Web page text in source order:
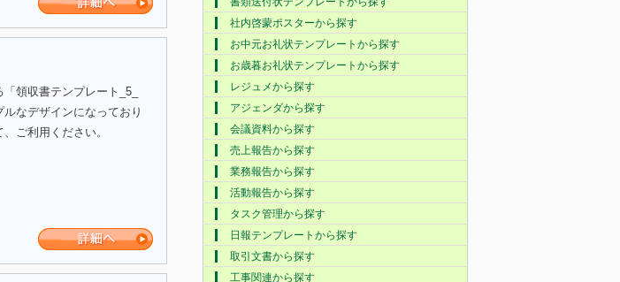
領収書テンプレート_5_
なデザインになっており
ご利用ください。
社内啓蒙ポスターから探す
お中元お礼状テンプレートから探す
お歳暮お礼状テンプレートから探す
レジュメから探す
アジェンダから探す
会議資料から探す
売上報告から探す
業務報告から探す
活動報告から探す
タスク管理から探す
日報テンプレートから探す
取引文書から探す
工事関連から探す